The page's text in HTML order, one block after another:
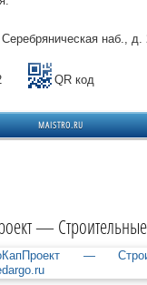
Серебряническая наб., д.
QR код
MAISTRO.RU
—